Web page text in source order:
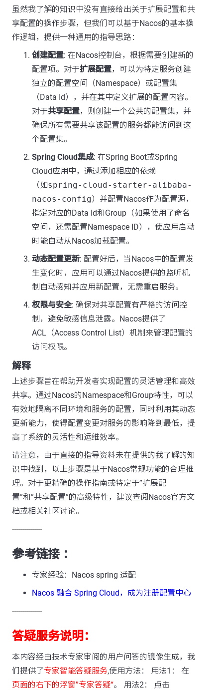
虽然我了解的知识中没有直接给出关于扩展配置和共
享配置的操作步骤，但我们可以基于Nacos的基本操
作逻辑，提供一种通用的指导思路：
创建配置: 在Nacos控制台，根据需要创建新的
配置项。对于扩展配置，可以为特定服务创建
独立的配置空间（Namespace）或配置集
（Data Id），并在其中定义扩展的配置内容。
对于共享配置，则创建一个公共的配置集，并
确保所有需要共享该配置的服务都能访问到这
个配置集。
Spring Cloud集成: 在Spring Boot或Spring
Cloud应用中，通过添加相应的依赖
（如spring-cloud-starter-alibaba-
nacos-config）并配置Nacos作为配置源，
指定对应的Data Id和Group（如果使用了命名
空间，还需配置Namespace ID），使应用启动
时能自动从Nacos加载配置。
动态配置更新: 配置好后，当Nacos中的配置发
生变化时，应用可以通过Nacos提供的监听机
制自动感知并应用新配置，无需重启服务。
权限与安全: 确保对共享配置有严格的访问控
制，避免敏感信息泄露。Nacos提供了
ACL（Access Control List）机制来管理配置的
访问权限。
解释
上述步骤旨在帮助开发者实现配置的灵活管理和高效
共享。通过Nacos的Namespace和Group特性，可以
有效地隔离不同环境和服务的配置，同时利用其动态
更新能力，使得配置变更对服务的影响降到最低，提
高了系统的灵活性和运维效率。
请注意，由于直接的指导资料未在提供的我了解的知
识中找到，以上步骤是基于Nacos常规功能的合理推
理。对于更精确的操作指南或特定于”扩展配
置”和”共享配置”的高级特性，建议查阅Nacos官方文
档或相关社区讨论。
---------------
参考链接 ：
专家经验：Nacos spring 适配
Nacos 融合 Spring Cloud，成为注册配置中心
---------------
答疑服务说明：
本内容经由技术专家审阅的用户问答的镜像生成，我
们提供了专家智能答疑服务,使用方法： 用法1： 在
页面的右下的浮窗”专家答疑“。 用法2： 点击